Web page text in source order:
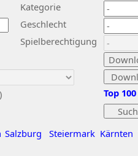
Kategorie
Geschlecht
Spielberechtigung
Salzburg Steiermark Kärnten
Top 100